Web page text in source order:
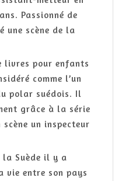
Passionné de
scène de la
livres pour enfants
comme l’un
polar suédois. Il
grâce à la série
un inspecteur
Suède il y a
vie entre son pays